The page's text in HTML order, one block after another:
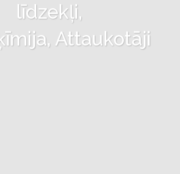
līdzekļi,
Attaukotāji